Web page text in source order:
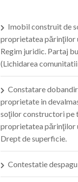
Imobil construit de
proprietatea părinţilor
Regim juridic. Partaj
(Lichidarea
Constatare
proprietate in
soţilor constructori pe
proprietatea părinţilor
Drept de superficie.
Contestatie